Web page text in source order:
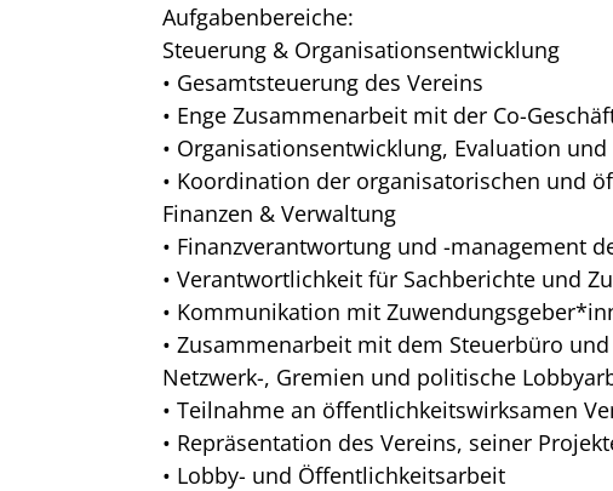
Aufgabenbereiche:
Steuerung & Organisationsentwicklung
• Gesamtsteuerung des Vereins
• Enge Zusammenarbeit mit der Co-
• Organisationsentwicklung, Evaluation
• Koordination der organisatorischen und
Finanzen & Verwaltung
• Finanzverantwortung und -management
• Verantwortlichkeit für Sachberichte und
• Kommunikation mit
• Zusammenarbeit mit dem Steuerbüro
Netzwerk-, Gremien und politische
• Teilnahme an öffentlichkeitswirksamen
• Repräsentation des Vereins, seiner
• Lobby- und Öffentlichkeitsarbeit